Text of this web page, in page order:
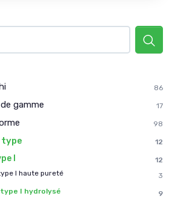
86
gamme 17
98
type 12
I
12
I haute pureté
3
type I hydrolysé
9